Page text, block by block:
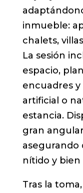
inmueble:
chalets,
La sesión
espacio,
encuadres
artificial o
estancia.
gran
asegurando
nítido y
Tras la